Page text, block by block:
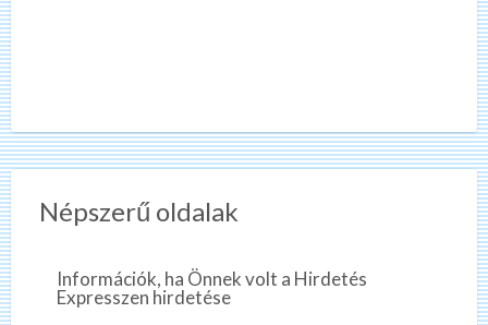
Népszerű oldalak
Információk, ha Önnek volt a Hirdetés
Expresszen hirdetése